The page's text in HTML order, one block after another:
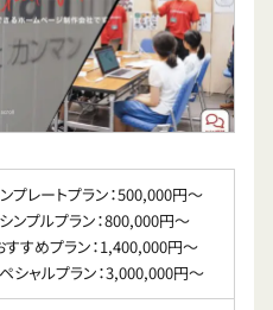
プレートプラン：500,000円〜
シンプルプラン：800,000円〜
すすめプラン：1,400,000円〜
シャルプラン：3,000,000円〜